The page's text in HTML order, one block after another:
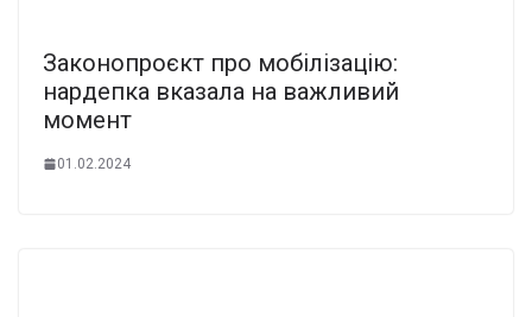
Законопроєкт про мобілізацію:
нардепка вказала на важливий
момент
01.02.2024